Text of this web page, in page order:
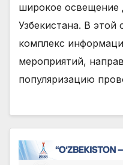
широкое освещение
Узбекистана. В этой
комплекс
мероприятий,
популяризацию